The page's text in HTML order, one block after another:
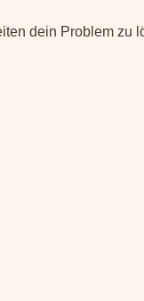
dein Problem zu